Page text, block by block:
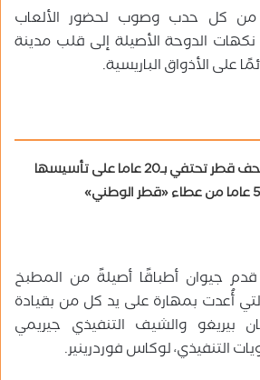
من كل حدب وصوب لحضور الألعاب
نكهات الدوحة الأصيلة إلى قلب مدينة
على الأذواق الباريسية.
متاحف قطر تحتفي بـ20 عاما على تأسيسها
قدم جيوان أطباقًا أصيلةً من المطبخ
أُعدت بمهارة على يد كل من بقيادة
بيريغو والشيف التنفيذي جيريمي
التنفيذي، لوكاس فوردرينير.